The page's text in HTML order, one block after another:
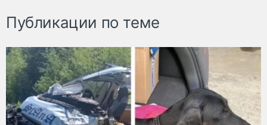
Публикации по теме